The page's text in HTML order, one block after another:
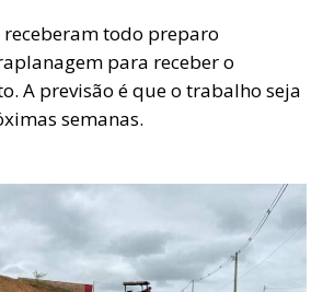
todo preparo
para receber o
A previsão é que o trabalho seja
semanas.